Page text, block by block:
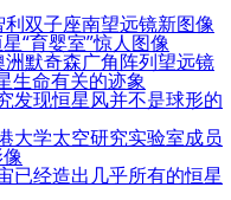
利双子座南望远镜新图像
“育婴室”惊人图像
洲默奇森广角阵列望远镜
生命有关的迹象
发现恒星风并不是球形的
大学太空研究实验室成员
已经造出几乎所有的恒星